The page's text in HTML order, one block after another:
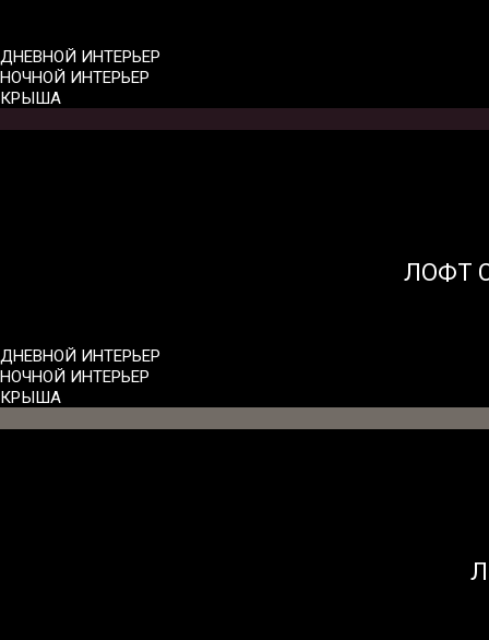
ДНЕВНОЙ ИНТЕРЬЕР
НОЧНОЙ ИНТЕРЬЕР
КРЫША
ЛОФТ
ДНЕВНОЙ ИНТЕРЬЕР
НОЧНОЙ ИНТЕРЬЕР
КРЫША